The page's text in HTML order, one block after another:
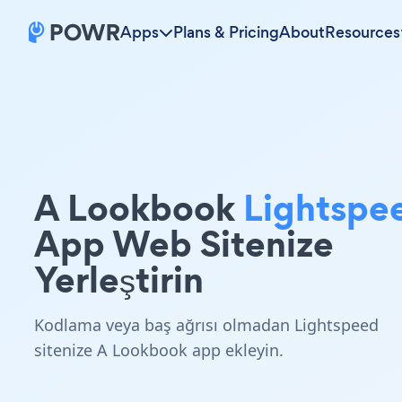
Apps Plans & PricingAboutResources
A Lookbook
App Web Sitenize
Yerleştirin
Kodlama veya baş ağrısı olmadan Lightspeed
sitenize A Lookbook app ekleyin.